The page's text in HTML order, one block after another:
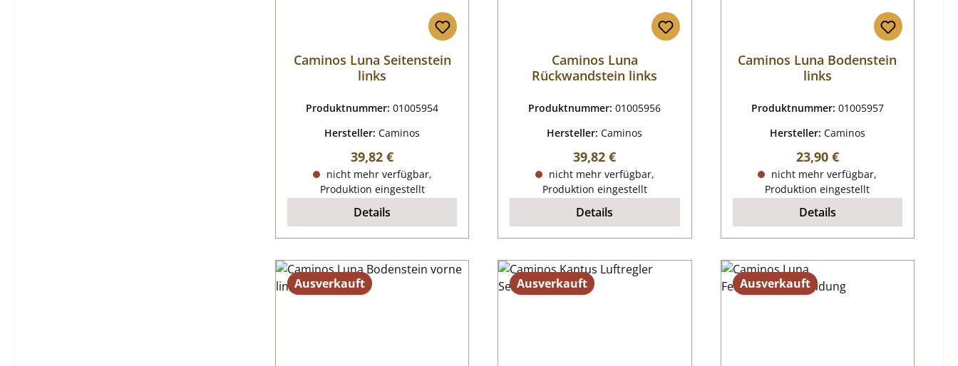
Caminos Luna Seitenstein
links
Produktnummer:01005954
Hersteller:Caminos
Regulärer Preis:
39,82 €
nicht mehr verfügbar,
Produktion eingestellt
Details
Caminos Luna
Rückwandstein links
Produktnummer:01005956
Hersteller:Caminos
Regulärer Preis:
39,82 €
nicht mehr verfügbar,
Produktion eingestellt
Details
Caminos Luna Bodenstein
links
Produktnummer: 01005957
Hersteller: Caminos
Regulärer Preis:
23,90 €
nicht mehr verfügbar,
Produktion eingestellt
Details
Ausverkauft Ausverkauft Ausverkauft